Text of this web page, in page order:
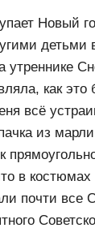
Новый
детьми
утреннике
как это
всё
из
в костюмах
почти все